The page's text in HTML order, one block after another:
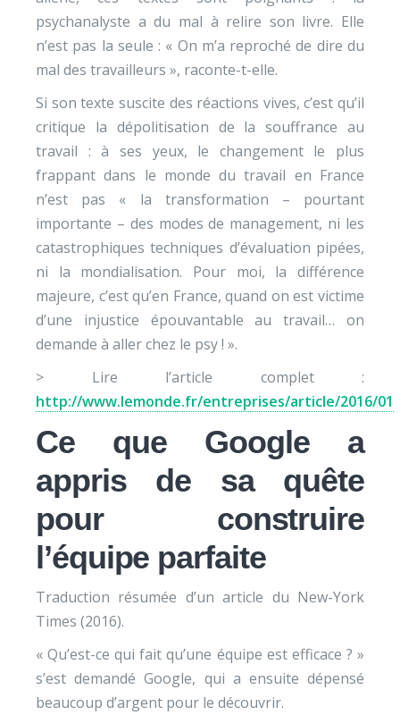
psychanalyste a du mal à relire son livre. Elle
n’est pas la seule : « On m’a reproché de dire du
mal des travailleurs », raconte-t-elle.
Si son texte suscite des réactions vives, c’est qu’il
critique la dépolitisation de la souffrance au
travail : à ses yeux, le changement le plus
frappant dans le monde du travail en France
n’est pas « la transformation – pourtant
importante – des modes de management, ni les
catastrophiques techniques d’évaluation pipées,
ni la mondialisation. Pour moi, la différence
majeure, c’est qu’en France, quand on est victime
d’une injustice épouvantable au travail… on
demande à aller chez le psy ! ».
> Lire l’article complet :
http://www.lemonde.fr/entreprises/article/2016/01
Ce que Google a
appris de sa quête
pour construire
l’équipe parfaite
Traduction résumée d’un article du New-York
Times (2016).
« Qu’est-ce qui fait qu’une équipe est efficace ? »
s’est demandé Google, qui a ensuite dépensé
beaucoup d’argent pour le découvrir.